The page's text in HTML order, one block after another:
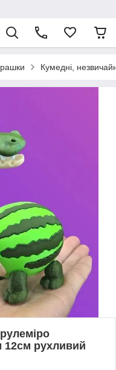
Кумедні,
12см рухливий